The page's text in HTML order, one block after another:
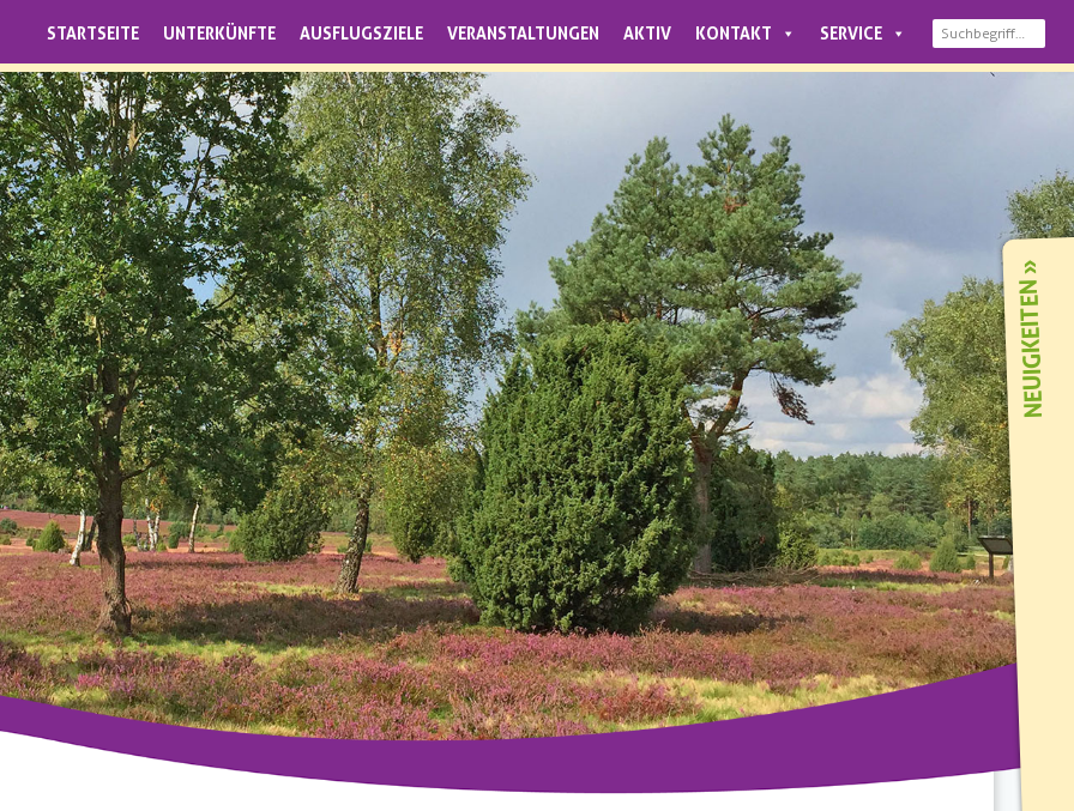
STARTSEITE UNTERKÜNFTE AUSFLUGSZIELE VERANSTALTUNGEN AKTIV KONTAKT SERVICE
NEUIGKEITEN